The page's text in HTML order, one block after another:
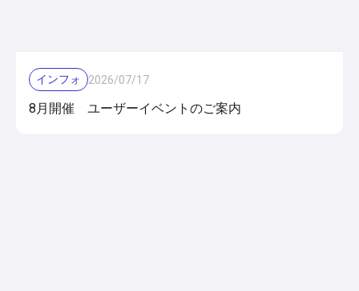
インフォ 2026/07/17
8月開催 ユーザーイベントのご案内